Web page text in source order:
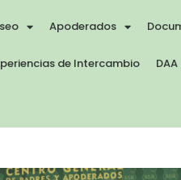
Apoderados
de Intercambio DAA